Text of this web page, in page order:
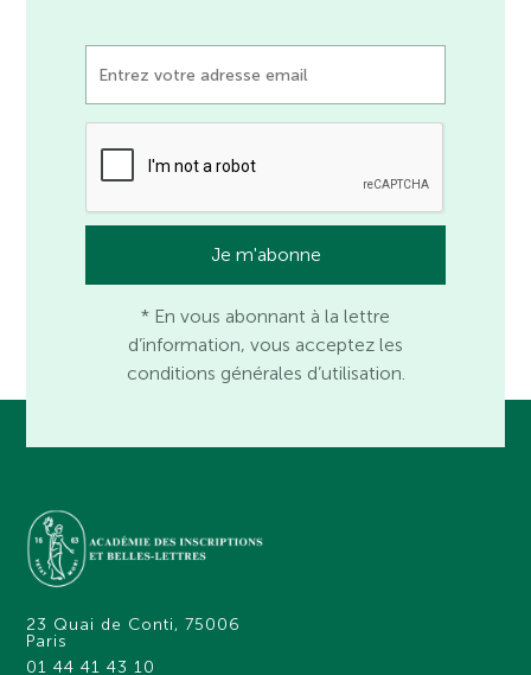
* En vous abonnant à la lettre
d’information, vous acceptez les
conditions générales d’utilisation.
23 Quai de Conti, 75006
Paris
01 44 41 43 10